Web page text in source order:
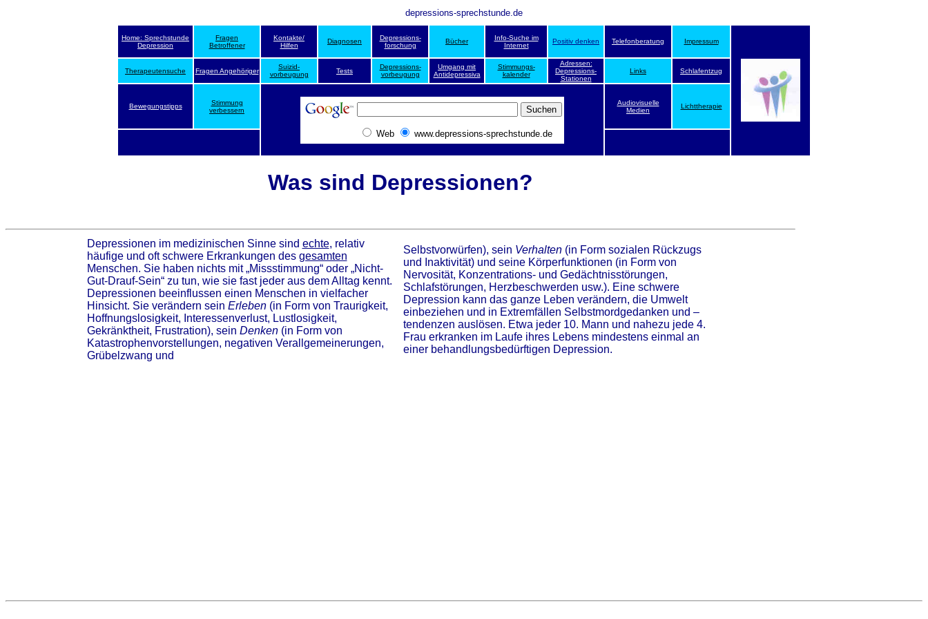
depressions-sprechstunde.de
Home: Sprechstunde
Depression
Fragen
Betroffener
Kontakte/
Hilfen
Diagnosen
Depressions-
forschung
Bücher
Info-Suche im
Internet
Positiv denken Telefonberatung Impressum
Therapeutensuche Fragen Angehöriger
Suizid-
vorbeugung
Tests
Depressions-
vorbeugung
Umgang mit
Antidepressiva
Stimmungs-
kalender
Adressen:
Depressions-
Stationen
Links Schlafentzug
Bewegungstipps
Stimmung
verbessern
Web www.depressions-sprechstunde.de
Audiovisuelle
Medien
Lichttherapie
Was sind Depressionen?
Depressionen im medizinischen Sinne sind echte, relativ
häufige und oft schwere Erkrankungen des gesamten
Menschen. Sie haben nichts mit „Missstimmung“ oder „Nicht-
Gut-Drauf-Sein“ zu tun, wie sie fast jeder aus dem Alltag kennt.
Depressionen beeinflussen einen Menschen in vielfacher
Hinsicht. Sie verändern sein Erleben(in Form von Traurigkeit,
Hoffnungslosigkeit, Interessenverlust, Lustlosigkeit,
Gekränktheit, Frustration), sein Denken(in Form von
Katastrophenvorstellungen, negativen Verallgemeinerungen,
Grübelzwang und
Selbstvorwürfen), sein Verhalten(in Form sozialen Rückzugs
und Inaktivität) und seine Körperfunktionen (in Form von
Nervosität, Konzentrations- und Gedächtnisstörungen,
Schlafstörungen, Herzbeschwerden usw.). Eine schwere
Depression kann das ganze Leben verändern, die Umwelt
einbeziehen und in Extremfällen Selbstmordgedanken und –
tendenzen auslösen. Etwa jeder 10. Mann und nahezu jede 4.
Frau erkranken im Laufe ihres Lebens mindestens einmal an
einer behandlungsbedürftigen Depression.